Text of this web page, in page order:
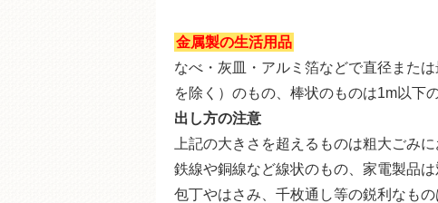
金属製の生活用品
なべ・灰皿・アルミ箔などで直径また
を除く）のもの、棒状のものは1m以下
出し方の注意
上記の大きさを超えるものは粗大ごみに
鉄線や銅線など線状のもの、家電製品は
包丁やはさみ、千枚通し等の鋭利なも